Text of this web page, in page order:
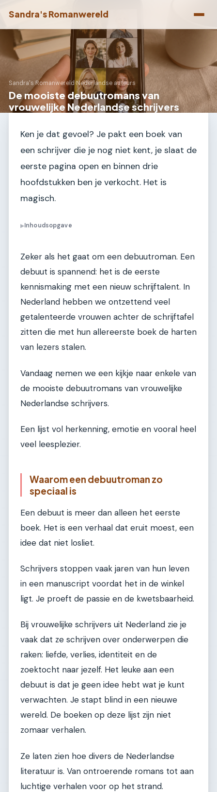
Sandra's Romanwereld
Sandra's Romanwereld›Nederlandse auteurs
De mooiste debuutromans van
vrouwelijke Nederlandse schrijvers
Ken je dat gevoel? Je pakt een boek van
een schrijver die je nog niet kent, je slaat de
eerste pagina open en binnen drie
hoofdstukken ben je verkocht. Het is
magisch.
▶Inhoudsopgave
Zeker als het gaat om een debuutroman. Een
debuut is spannend: het is de eerste
kennismaking met een nieuw schrijftalent. In
Nederland hebben we ontzettend veel
getalenteerde vrouwen achter de schrijftafel
zitten die met hun allereerste boek de harten
van lezers stalen.
Vandaag nemen we een kijkje naar enkele van
de mooiste debuutromans van vrouwelijke
Nederlandse schrijvers.
Een lijst vol herkenning, emotie en vooral heel
veel leesplezier.
Waarom een debuutroman zo
speciaal is
Een debuut is meer dan alleen het eerste
boek. Het is een verhaal dat eruit moest, een
idee dat niet losliet.
Schrijvers stoppen vaak jaren van hun leven
in een manuscript voordat het in de winkel
ligt. Je proeft de passie en de kwetsbaarheid.
Bij vrouwelijke schrijvers uit Nederland zie je
vaak dat ze schrijven over onderwerpen die
raken: liefde, verlies, identiteit en de
zoektocht naar jezelf. Het leuke aan een
debuut is dat je geen idee hebt wat je kunt
verwachten. Je stapt blind in een nieuwe
wereld. De boeken op deze lijst zijn niet
zomaar verhalen.
Ze laten zien hoe divers de Nederlandse
literatuur is. Van ontroerende romans tot aan
luchtige verhalen voor op het strand.